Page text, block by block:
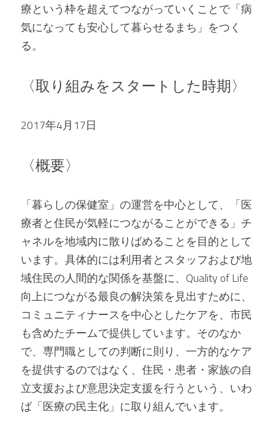
療という枠を超えてつながっていくことで「病
気になっても安心して暮らせるまち」をつく
る。
〈取り組みをスタートした時期〉
2017年4月17日
〈概要〉
「暮らしの保健室」の運営を中心として、「医
療者と住民が気軽につながることができる」チ
ャネルを地域内に散りばめることを目的として
います。具体的には利用者とスタッフおよび地
域住民の人間的な関係を基盤に、Quality of Life
向上につながる最良の解決策を見出すために、
コミュニティナースを中心としたケアを、市民
も含めたチームで提供しています。そのなか
で、専門職としての判断に則り、一方的なケア
を提供するのではなく、住民・患者・家族の自
立支援および意思決定支援を行うという、いわ
ば「医療の民主化」に取り組んでいます。